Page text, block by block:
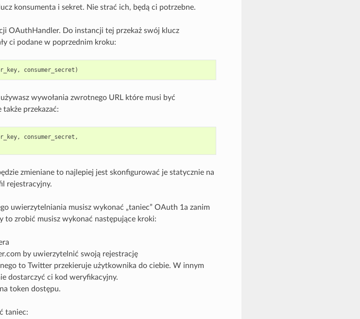
konsumenta i sekret. Nie strać ich, będą ci potrzebne.
OAuthHandler. Do instancji tej przekaż swój klucz
ci podane w poprzednim kroku:
, consumer_secret )
wywołania zwrotnego URL które musi być
przekazać:
, consumer_secret ,
zmieniane to najlepiej jest skonfigurować je statycznie na
rejestracyjny.
uwierzytelniania musisz wykonać „taniec” OAuth 1a zanim
to zrobić musisz wykonać następujące kroki:
by uwierzytelnić swoją rejestrację
to Twitter przekieruje użytkownika do ciebie. W innym
dostarczyć ci kod weryfikacyjny.
token dostępu.
taniec: